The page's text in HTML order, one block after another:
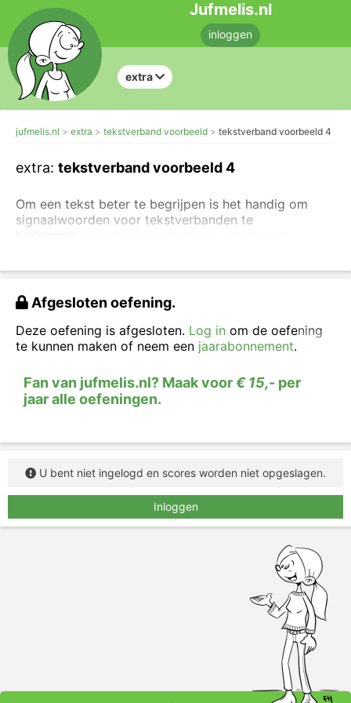
Jufmelis.nl
inloggen
extra
jufmelis.nl extra tekstverband voorbeeld tekstverband voorbeeld 4
extra: tekstverband voorbeeld 4
Om een tekst beter te begrijpen is het handig om
signaalwoorden voor tekstverbanden te
signaalwoorden voor voorbeelden
onderstaande zinnen staat een voorbeeld, klik op de
signaalwoorden voor voorbeeld
Afgesloten oefening.
Deze oefening is afgesloten. Log in om de oefening
te kunnen maken of neem een jaarabonnement.
Fan van jufmelis.nl? Maak voor€ 15,- per
jaar alle oefeningen.
U bent niet ingelogd en scores worden niet opgeslagen.
Inloggen